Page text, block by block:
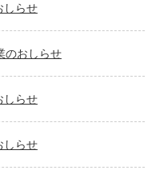
しらせ
のおしらせ
しらせ
しらせ